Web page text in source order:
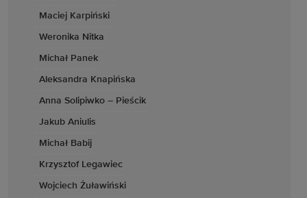
Maciej Karpiński
Weronika Nitka
Michał Panek
Aleksandra Knapińska
Anna Solipiwko – Pieścik
Jakub Aniulis
Michał Babij
Krzysztof Legawiec
Wojciech Żuławiński